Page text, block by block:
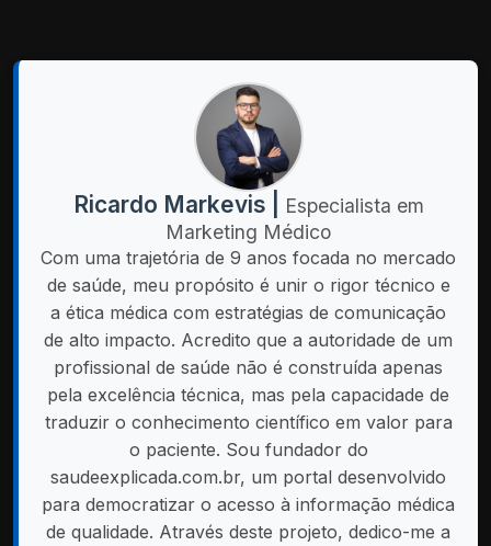
Ricardo Markevis |
Especialista em
Marketing Médico
Com uma trajetória de 9 anos focada no mercado
de saúde, meu propósito é unir o rigor técnico e
a ética médica com estratégias de comunicação
de alto impacto. Acredito que a autoridade de um
profissional de saúde não é construída apenas
pela excelência técnica, mas pela capacidade de
traduzir o conhecimento científico em valor para
o paciente. Sou fundador do
saudeexplicada.com.br, um portal desenvolvido
para democratizar o acesso à informação médica
de qualidade. Através deste projeto, dedico-me a